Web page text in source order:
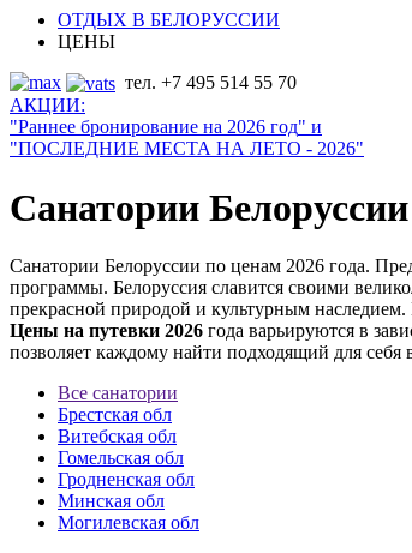
ОТДЫХ В БЕЛОРУССИИ
ЦЕНЫ
тел. +7 495 514 55 70
АКЦИИ:
"Раннее бронирование на 2026 год" и
"ПОСЛЕДНИЕ МЕСТА НА ЛЕТО - 2026"
Санатории
Санатории Белоруссии по ценам 2026 года.
программы. Белоруссия славится своими
прекрасной природой и культурным
Цены на путевки 2026 года варьируются в
позволяет каждому найти подходящий для
Все санатории
Брестская обл
Витебская обл
Гомельская обл
Гродненская обл
Минская обл
Могилевская обл